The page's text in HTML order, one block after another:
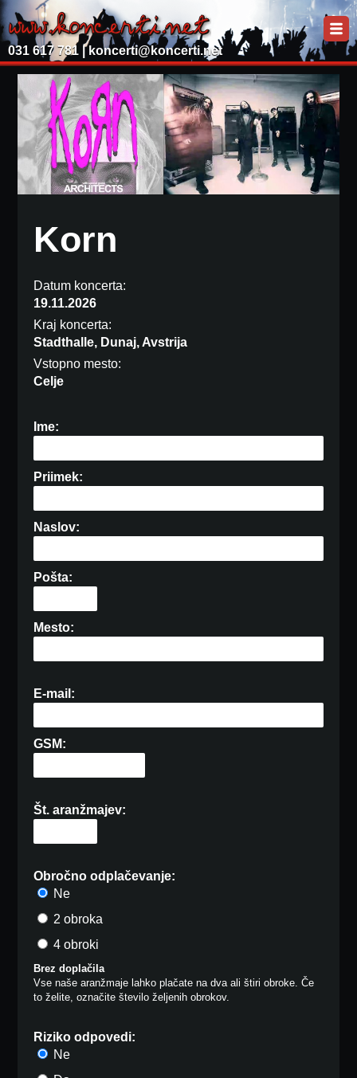
031 617 781 | koncerti@koncerti.net
Korn
Datum koncerta:
19.11.2026
Kraj koncerta:
Stadthalle, Dunaj, Avstrija
Vstopno mesto:
Celje
Ime:
Priimek:
Naslov:
Pošta:
Mesto:
E-mail:
GSM:
Št. aranžmajev:
Obročno odplačevanje:
Ne
2 obroka
4 obroki
Brez doplačila
Vse naše aranžmaje lahko plačate na dva ali štiri obroke. Če
to želite, označite število željenih obrokov.
Riziko odpovedi:
Ne